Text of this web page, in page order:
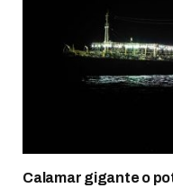
Calamar gigante o